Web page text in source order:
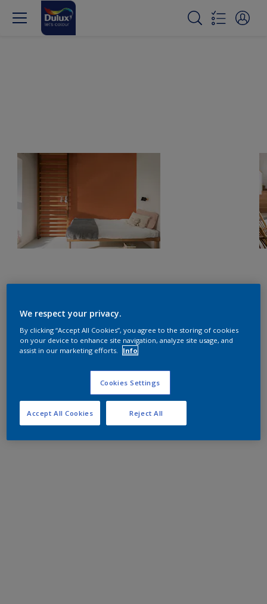
We respect your privacy.
By clicking “Accept All Cookies”, you agree to the storing of cookies
on your device to enhance site navigation, analyze site usage, and
assist in our marketing efforts.
Info
Cookies Settings
Reject All
Accept All Cookies